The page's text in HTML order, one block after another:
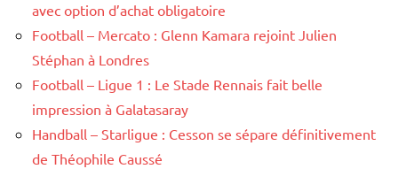
avec option d’achat obligatoire
Football – Mercato : Glenn Kamara rejoint Julien
Stéphan à Londres
Football – Ligue 1 : Le Stade Rennais fait belle
impression à Galatasaray
Handball – Starligue : Cesson se sépare définitivement
de Théophile Caussé